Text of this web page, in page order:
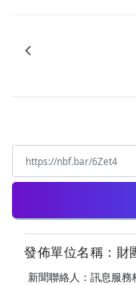
發佈單位名稱：財
新聞聯絡人：訊息服務